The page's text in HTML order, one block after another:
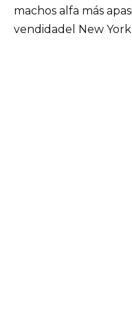
machos alfa más
vendidadel New